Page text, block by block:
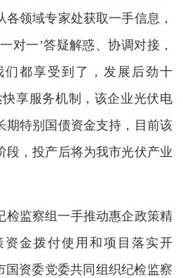
领域专家处获取一手信息，
对一’答疑解惑、协调对接，
都享受到了，发展后劲十
享服务机制，该企业光伏电
期特别国债资金支持，目前该
段，投产后将为我市光伏产业
检监察组一手推动惠企政策精
金拨付使用和项目落实开
国资委党委共同组织纪检监察